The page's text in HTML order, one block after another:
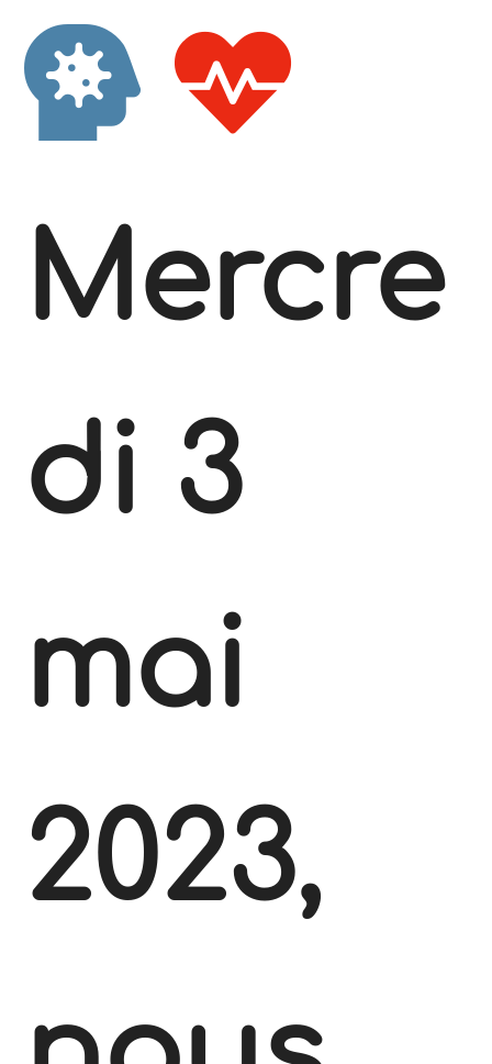
Mercre
di 3
mai
2023,